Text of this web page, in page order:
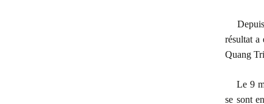
résultat a
Quang
Le 9
se sont